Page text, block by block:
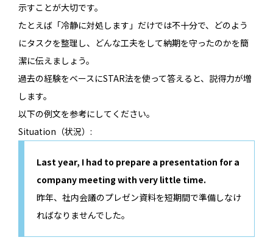
示すことが大切です。
たとえば「冷静に対処します」だけでは不十分で、どのよう
にタスクを整理し、どんな工夫をして納期を守ったのかを簡
潔に伝えましょう。
過去の経験をベースにSTAR法を使って答えると、説得力が増
します。
以下の例文を参考にしてください。
Situation（状況）:
Last year, I had to prepare a presentation for a
company meeting with very little time.
昨年、社内会議のプレゼン資料を短期間で準備しなけ
ればなりませんでした。